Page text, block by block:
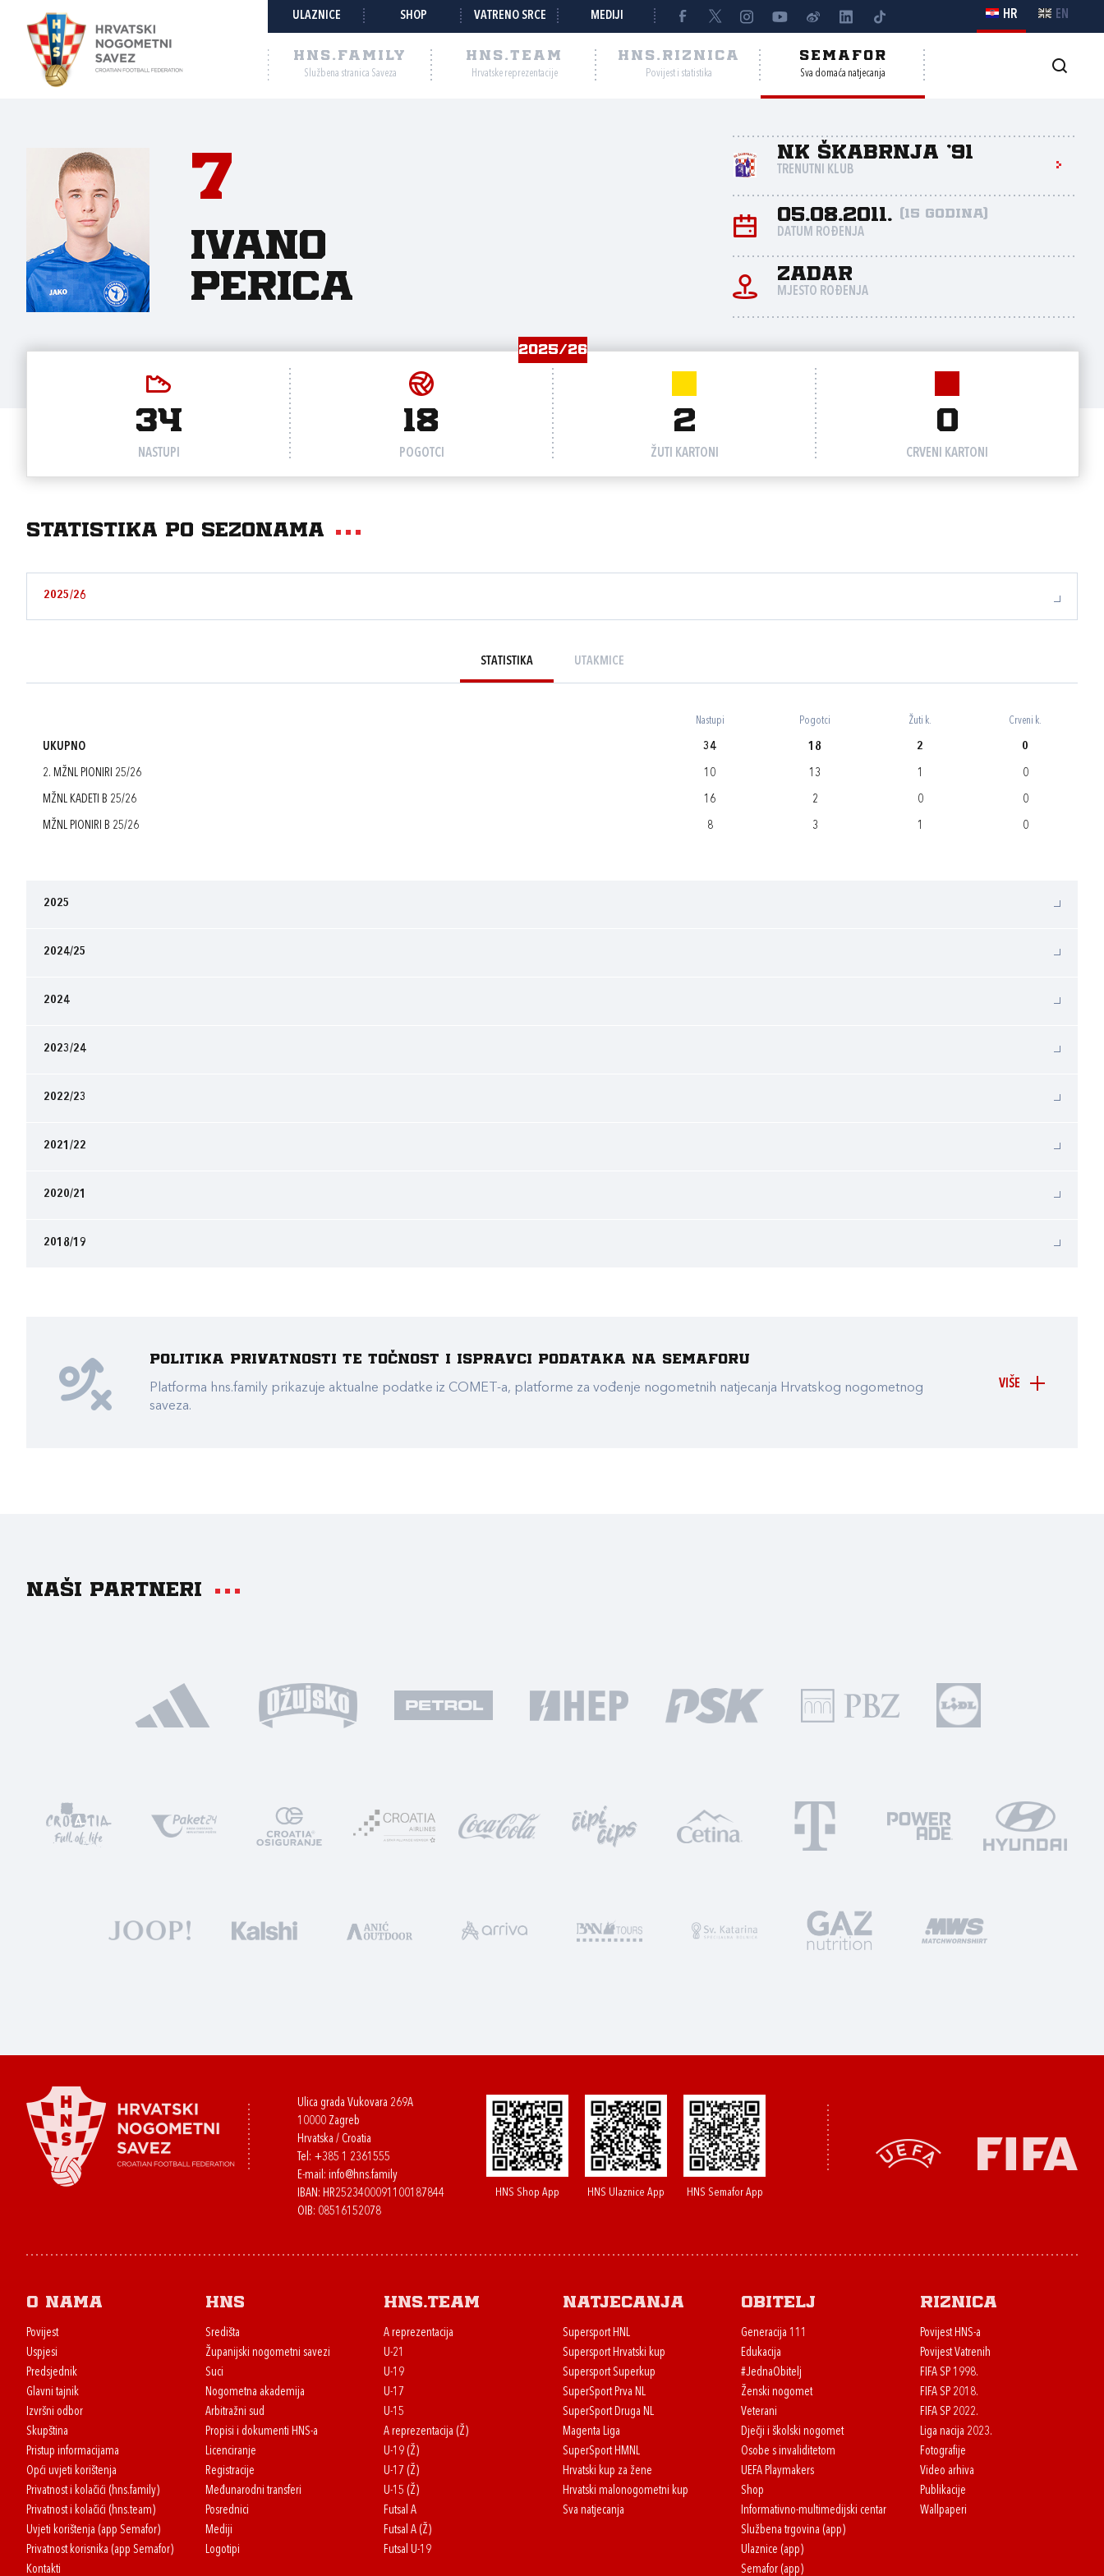
ULAZNICE SHOP VATRENO SRCE MEDIJI HR EN
HNS.FAMILY
Službena stranica Saveza
HNS.TEAM
Hrvatske reprezentacije
HNS.RIZNICA
Povijest i statistika
SEMAFOR
Sva domaća natjecanja
7
Ivano
Perica
NK Škabrnja '91
TRENUTNI KLUB
05.08.2011. (15 godina)
DATUM ROĐENJA
Zadar
MJESTO ROĐENJA
2025/26
34
NASTUPI
18
POGOTCI
2
ŽUTI KARTONI
0
CRVENI KARTONI
Statistika po sezonama
2025/26
STATISTIKA UTAKMICE
Nastupi Pogotci Žuti k. Crveni k.
UKUPNO 34 18 2 0
2. MŽNL PIONIRI 25/26 10 13 1 0
MŽNL KADETI B 25/26 16 2 0 0
MŽNL PIONIRI B 25/26 8 3 1 0
2025
2024/25
2024
2023/24
2022/23
2021/22
2020/21
2018/19
VIŠE
Politika privatnosti te točnost i ispravci podataka na Semaforu
Platforma hns.family prikazuje aktualne podatke iz COMET-a, platforme za vođenje nogometnih natjecanja Hrvatskog nogometnog
saveza.
Naši partneri
Ulica grada Vukovara 269A
10000 Zagreb
Hrvatska / Croatia
Tel: +385 1 2361555
E-mail: info@hns.family
IBAN: HR2523400091100187844
OIB: 08516152078
HNS Shop App HNS Ulaznice App HNS Semafor App
O nama
Povijest
Uspjesi
Predsjednik
Glavni tajnik
Izvršni odbor
Skupština
Pristup informacijama
Opći uvjeti korištenja
Privatnost i kolačići (hns.family)
Privatnost i kolačići (hns.team)
Uvjeti korištenja (app Semafor)
Privatnost korisnika (app Semafor)
Kontakti
HNS
Središta
Županijski nogometni savezi
Suci
Nogometna akademija
Arbitražni sud
Propisi i dokumenti HNS-a
Licenciranje
Registracije
Međunarodni transferi
Posrednici
Mediji
Logotipi
HNS.team
A reprezentacija
U-21
U-19
U-17
U-15
A reprezentacija (Ž)
U-19 (Ž)
U-17 (Ž)
U-15 (Ž)
Futsal A
Futsal A (Ž)
Futsal U-19
Natjecanja
Supersport HNL
Supersport Hrvatski kup
Supersport Superkup
SuperSport Prva NL
SuperSport Druga NL
Magenta Liga
SuperSport HMNL
Hrvatski kup za žene
Hrvatski malonogometni kup
Sva natjecanja
Obitelj
Generacija 111
Edukacija
#JednaObitelj
Ženski nogomet
Veterani
Dječji i školski nogomet
Osobe s invaliditetom
UEFA Playmakers
Shop
Informativno-multimedijski centar
Službena trgovina (app)
Ulaznice (app)
Semafor (app)
Riznica
Povijest HNS-a
Povijest Vatrenih
FIFA SP 1998.
FIFA SP 2018.
FIFA SP 2022.
Liga nacija 2023.
Fotografije
Video arhiva
Publikacije
Wallpaperi